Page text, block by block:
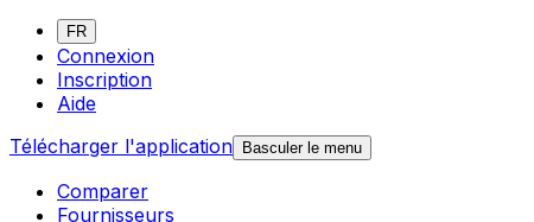
FR
Connexion
Inscription
Aide
Télécharger l'application Basculer le menu
Comparer
Fournisseurs